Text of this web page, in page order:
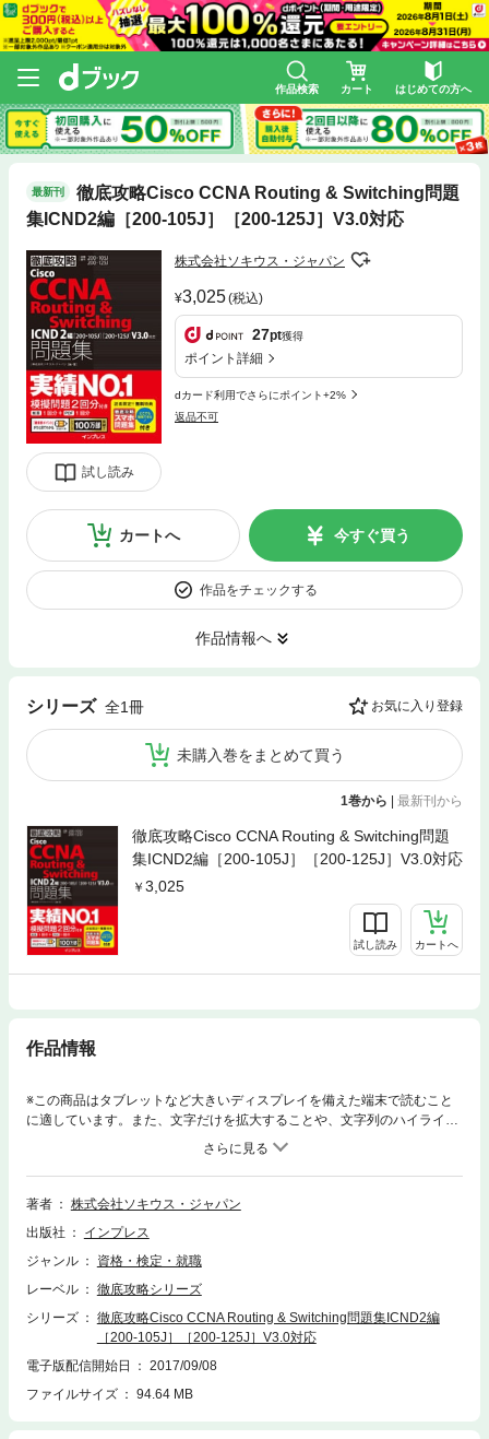
作品検索 カート はじめての方へ
最新刊
徹底攻略Cisco CCNA Routing & Switching問題
集ICND2編［200-105J］［200-125J］V3.0対応
試し読み
株式会社ソキウス・ジャパン
3,025(税込)
27pt獲得
ポイント詳細
dカード利用でさらにポイント+2%
返品不可
カートへ 今すぐ買う
作品をチェックする
作品情報へ
シリーズ 全1冊 お気に入り登録
未購入巻をまとめて買う
1巻から | 最新刊から
徹底攻略Cisco CCNA Routing & Switching問題
集ICND2編［200-105J］［200-125J］V3.0対応
3,025
試し読み カートへ
作品情報
※この商品はタブレットなど大きいディスプレイを備えた端末で読むこと
に適しています。また、文字だけを拡大することや、文字列のハイライ
ト、検索、辞書の参照、引用などの機能が使用できません。Cisco試験対
策本で実績No.1！黒本問題集がICND2の新試験（V3.0）完全対応で登
場！！試験範囲が大幅に変更された200-105Jおよび200-125Jの出題傾向
を徹底解析。本番の試験でためになる予想問題を分野ごとに収録していま
回分・ダウンロード1回分）と、試験のキモ「シムレット・シミュレーシ
ョン問題」も収録。受験直前仕上げまでをバッチリサポートします！解答
か」についても詳しく解説されていて、試験後も役立つ知識が身に付きま
す！読者限定無料特典として、スマホやタブレット端末で勉強できる【徹
底攻略スマホ問題集】付き！通勤・通学の電車内でも、ちょっとした学習
著者
株式会社ソキウス・ジャパン
出版社
インプレス
ジャンル
資格・検定・就職
レーベル
徹底攻略シリーズ
シリーズ
徹底攻略Cisco CCNA Routing & Switching問題集ICND2編
［200-105J］［200-125J］V3.0対応
電子版配信開始日
2017/09/08
ファイルサイズ
94.64 MB